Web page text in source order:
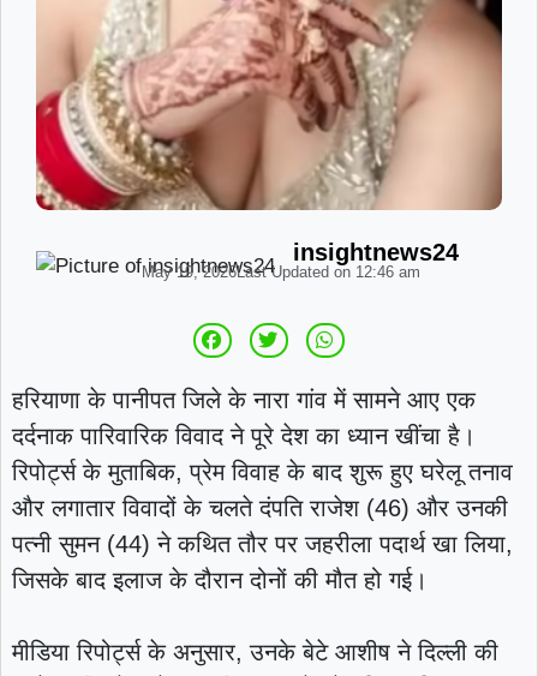
insightnews24
May 19, 2026Last Updated on 12:46 am
हरियाणा के पानीपत जिले के नारा गांव में सामने आए एक
दर्दनाक पारिवारिक विवाद ने पूरे देश का ध्यान खींचा है।
रिपोर्ट्स के मुताबिक, प्रेम विवाह के बाद शुरू हुए घरेलू तनाव
और लगातार विवादों के चलते दंपति राजेश (46) और उनकी
पत्नी सुमन (44) ने कथित तौर पर जहरीला पदार्थ खा लिया,
जिसके बाद इलाज के दौरान दोनों की मौत हो गई।
मीडिया रिपोर्ट्स के अनुसार, उनके बेटे आशीष ने दिल्ली की